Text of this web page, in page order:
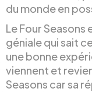
du monde en
Le Four
géniale qui sait
une bonne
viennent et
Seasons car sa